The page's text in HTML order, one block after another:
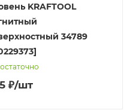
KRAFTOOL
34789
₽/шт